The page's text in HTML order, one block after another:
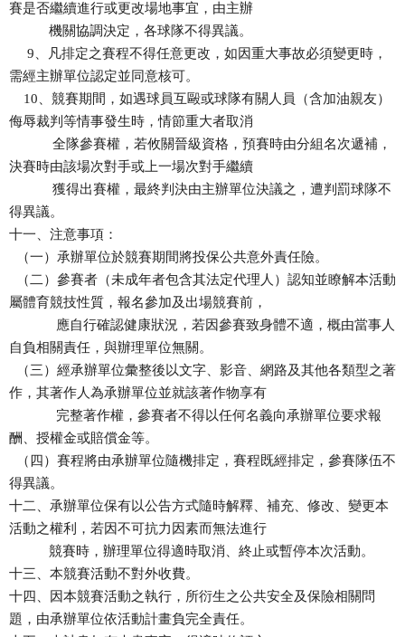
賽是否繼續進行或更改場地事宜，由主辦
機關協調決定，各球隊不得異議。
9、凡排定之賽程不得任意更改，如因重大事故必須變更時，
需經主辦單位認定並同意核可。
10、競賽期間，如遇球員互毆或球隊有關人員（含加油親友）
侮辱裁判等情事發生時，情節重大者取消
全隊參賽權，若攸關晉級資格，預賽時由分組名次遞補，
決賽時由該場次對手或上一場次對手繼續
獲得出賽權，最終判決由主辦單位決議之，遭判罰球隊不
得異議。
十一、注意事項：
（一）承辦單位於競賽期間將投保公共意外責任險。
（二）參賽者（未成年者包含其法定代理人）認知並瞭解本活動
屬體育競技性質，報名參加及出場競賽前，
應自行確認健康狀況，若因參賽致身體不適，概由當事人
自負相關責任，與辦理單位無關。
（三）經承辦單位彙整後以文字、影音、網路及其他各類型之著
作，其著作人為承辦單位並就該著作物享有
完整著作權，參賽者不得以任何名義向承辦單位要求報
酬、授權金或賠償金等。
（四）賽程將由承辦單位隨機排定，賽程既經排定，參賽隊伍不
得異議。
十二、承辦單位保有以公告方式隨時解釋、補充、修改、變更本
活動之權利，若因不可抗力因素而無法進行
競賽時，辦理單位得適時取消、終止或暫停本次活動。
十三、本競賽活動不對外收費。
十四、因本競賽活動之執行，所衍生之公共安全及保險相關問
題，由承辦單位依活動計畫負完全責任。